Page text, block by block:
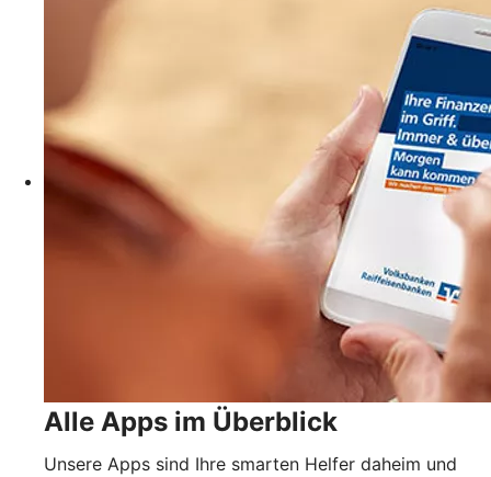
Alle Apps im Überblick
Unsere Apps sind Ihre smarten Helfer daheim und